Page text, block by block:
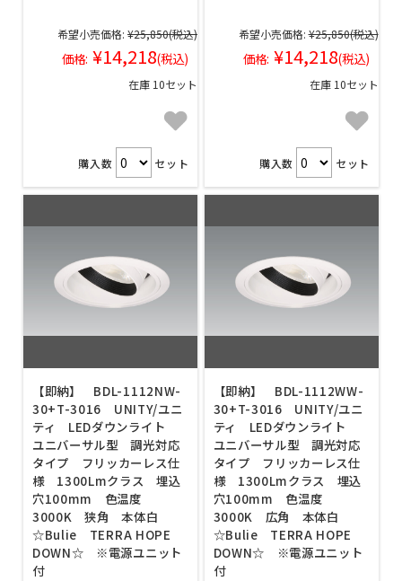
希望小売価格: ¥25,850(税込)
価格: ¥14,218(税込)
在庫 10セット
購入数 セット
希望小売価格: ¥25,850(税込)
価格: ¥14,218(税込)
在庫 10セット
購入数 セット
【即納】 BDL-1112NW-
30+T-3016 UNITY/ユニ
ティ LEDダウンライト
ユニバーサル型 調光対応
タイプ フリッカーレス仕
様 1300Lmクラス 埋込
穴100mm 色温度
3000K 狭角 本体白
☆Bulie TERRA HOPE
DOWN☆ ※電源ユニット
付
【即納】 BDL-1112WW-
30+T-3016 UNITY/ユニ
ティ LEDダウンライト
ユニバーサル型 調光対応
タイプ フリッカーレス仕
様 1300Lmクラス 埋込
穴100mm 色温度
3000K 広角 本体白
☆Bulie TERRA HOPE
DOWN☆ ※電源ユニット
付